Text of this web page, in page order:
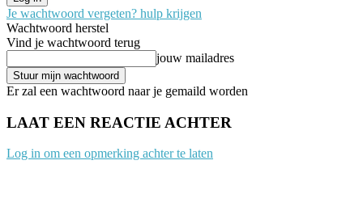
Je wachtwoord vergeten? hulp krijgen
Wachtwoord herstel
Vind je wachtwoord terug
jouw mailadres
Er zal een wachtwoord naar je gemaild worden
LAAT EEN REACTIE ACHTER
Log in om een opmerking achter te laten